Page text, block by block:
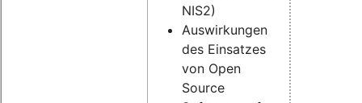
NIS2)
Auswirkungen
des Einsatzes
von Open
Source